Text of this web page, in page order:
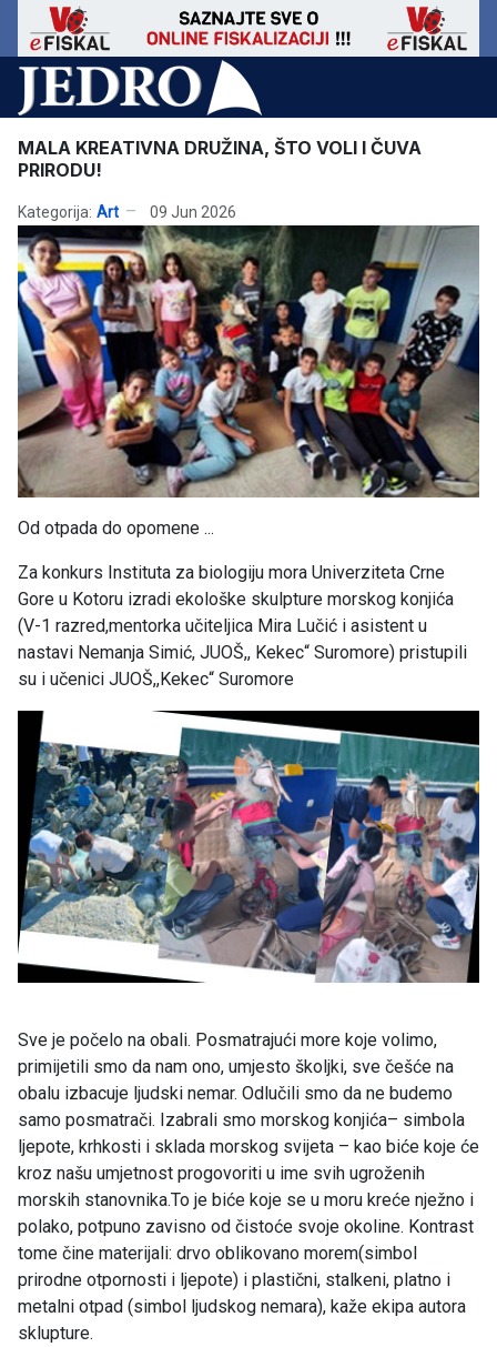
MALA KREATIVNA DRUŽINA, ŠTO VOLI I ČUVA
PRIRODU!
Kategorija: Art 09 Jun 2026
Od otpada do opomene ...
Za konkurs Instituta za biologiju mora Univerziteta Crne
Gore u Kotoru izradi ekološke skulpture morskog konjića
(V-1 razred,mentorka učiteljica Mira Lučić i asistent u
nastavi Nemanja Simić, JUOŠ,, Kekec“ Suromore) pristupili
su i učenici JUOŠ,,Kekec“ Suromore
Sve je počelo na obali. Posmatrajući more koje volimo,
primijetili smo da nam ono, umjesto školjki, sve češće na
obalu izbacuje ljudski nemar. Odlučili smo da ne budemo
samo posmatrači. Izabrali smo morskog konjića– simbola
ljepote, krhkosti i sklada morskog svijeta – kao biće koje će
kroz našu umjetnost progovoriti u ime svih ugroženih
morskih stanovnika.To je biće koje se u moru kreće nježno i
polako, potpuno zavisno od čistoće svoje okoline. Kontrast
tome čine materijali: drvo oblikovano morem(simbol
prirodne otpornosti i ljepote) i plastični, stalkeni, platno i
metalni otpad (simbol ljudskog nemara), kaže ekipa autora
sklupture.